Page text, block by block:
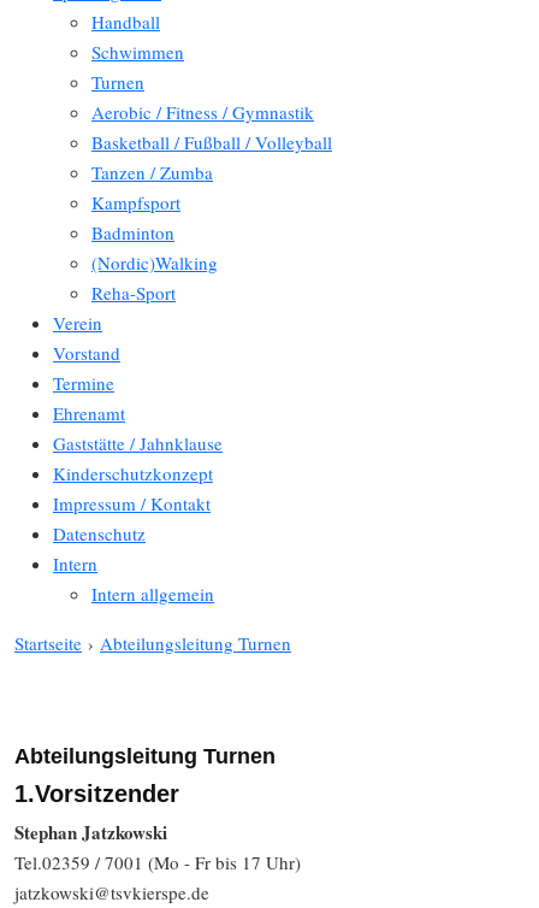
Handball
Schwimmen
Turnen
Aerobic / Fitness / Gymnastik
Basketball / Fußball / Volleyball
Tanzen / Zumba
Kampfsport
Badminton
(Nordic)Walking
Reha-Sport
Verein
Vorstand
Termine
Ehrenamt
Gaststätte / Jahnklause
Kinderschutzkonzept
Impressum / Kontakt
Datenschutz
Intern
Intern allgemein
Startseite › Abteilungsleitung Turnen
Abteilungsleitung Turnen
1.Vorsitzender
Stephan Jatzkowski
Tel.02359 / 7001 (Mo - Fr bis 17 Uhr)
jatzkowski@tsvkierspe.de